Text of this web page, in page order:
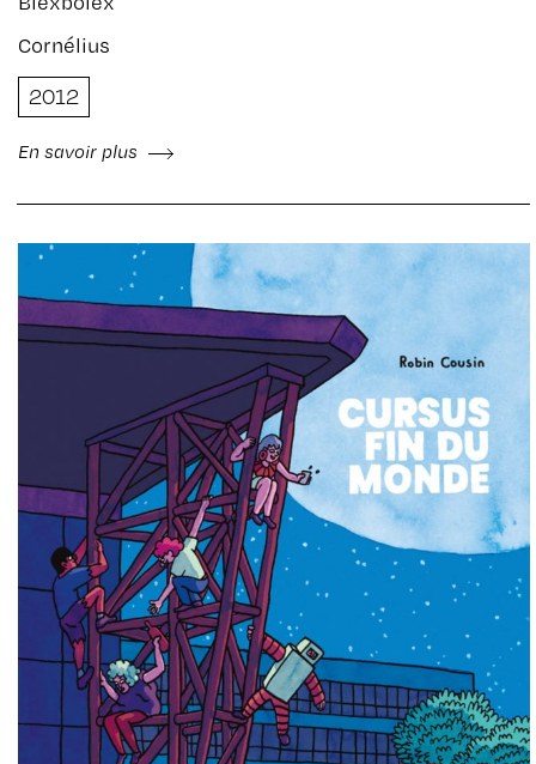
Cornélius
2012
En savoir plus